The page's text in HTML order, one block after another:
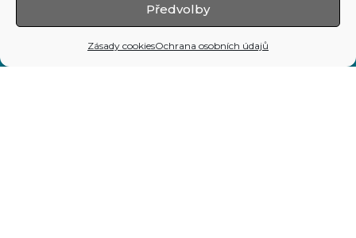
Předvolby
Zásady cookiesOchrana osobních údajů